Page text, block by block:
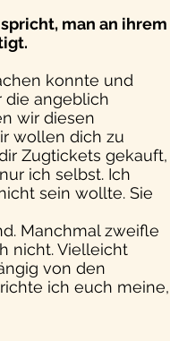
man an ihrem
konnte und
die angeblich
wir diesen
wollen dich zu
Zugtickets gekauft,
ich selbst. Ich
sein wollte. Sie
Manchmal zweifle
nicht. Vielleicht
von den
ich euch meine,